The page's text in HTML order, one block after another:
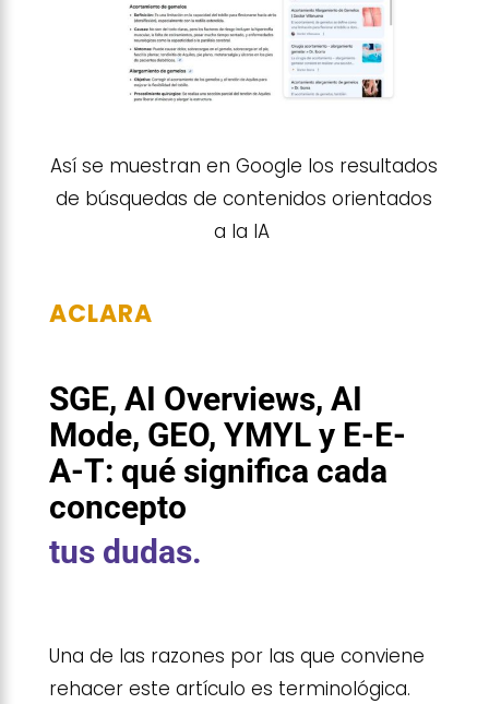
Así se muestran en Google los resultados
de búsquedas de contenidos orientados
a la IA
ACLARA
SGE, AI Overviews, AI
Mode, GEO, YMYL y E-E-
A-T: qué significa cada
concepto
tus dudas.
Una de las razones por las que conviene
rehacer este artículo es terminológica.